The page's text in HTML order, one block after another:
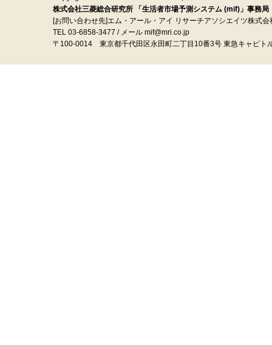
株式会社三菱総合研究所 「生活者市場予測システム (mif)」事務局
[お問い合わせ先]エム・アール・アイ リサーチアソシエイツ株式会
TEL 03-6858-3477 / メール mif@mri.co.jp
〒100‐0014 東京都千代田区永田町二丁目10番3号 東急キャピト